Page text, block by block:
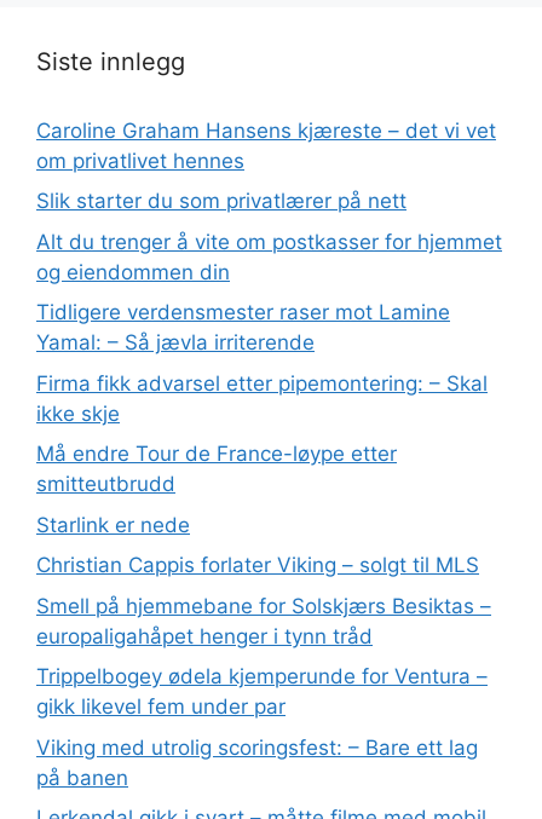
Siste innlegg
Caroline Graham Hansens kjæreste – det vi vet
om privatlivet hennes
Slik starter du som privatlærer på nett
Alt du trenger å vite om postkasser for hjemmet
og eiendommen din
Tidligere verdensmester raser mot Lamine
Yamal: – Så jævla irriterende
Firma fikk advarsel etter pipemontering: – Skal
ikke skje
Må endre Tour de France-løype etter
smitteutbrudd
Starlink er nede
Christian Cappis forlater Viking – solgt til MLS
Smell på hjemmebane for Solskjærs Besiktas –
europaligahåpet henger i tynn tråd
Trippelbogey ødela kjemperunde for Ventura –
gikk likevel fem under par
Viking med utrolig scoringsfest: – Bare ett lag
på banen